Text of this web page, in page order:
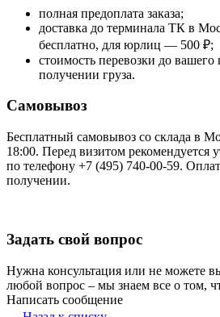
полная предоплата заказа;
доставка до терминала ТК в
бесплатно, для юрлиц — 500 ₽;
стоимость перевозки до вашего
получении груза.
Самовывоз
Бесплатный самовывоз со склада в
18:00. Перед визитом рекомендуется
по телефону +7 (495) 740-00-59.
получении.
Задать свой вопрос
Нужна консультация или не можете
любой вопрос – мы знаем все о том,
Написать сообщение